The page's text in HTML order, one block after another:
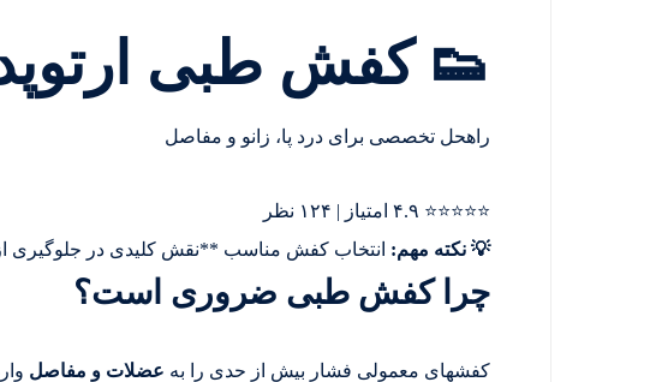
👟 کفش طبی
راهحل تخصصی برای درد پا، زانو و مفاصل
⭐⭐⭐⭐⭐
💡 نکته مهم: انتخاب کفش مناسب **نقش کلیدی در جلوگیری
چرا کفش طبی ضروری است؟
کفشهای معمولی فشار بیش از حدی را به عضلات و مفاصل